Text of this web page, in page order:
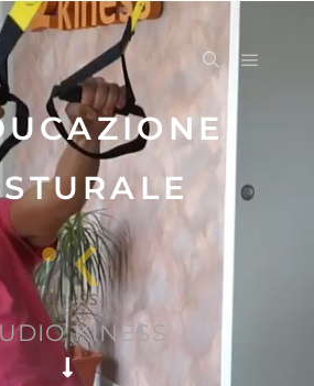
KINESS